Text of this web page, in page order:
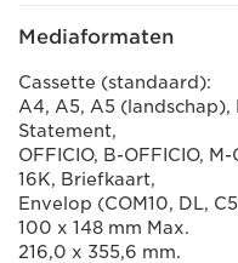
Mediaformaten
Cassette (standaard):
A4, A5, A5 (landschap),
Statement,
OFFICIO, B-OFFICIO,
16K, Briefkaart,
Envelop (COM10, DL,
100 x 148 mm Max.
216,0 x 355,6 mm.